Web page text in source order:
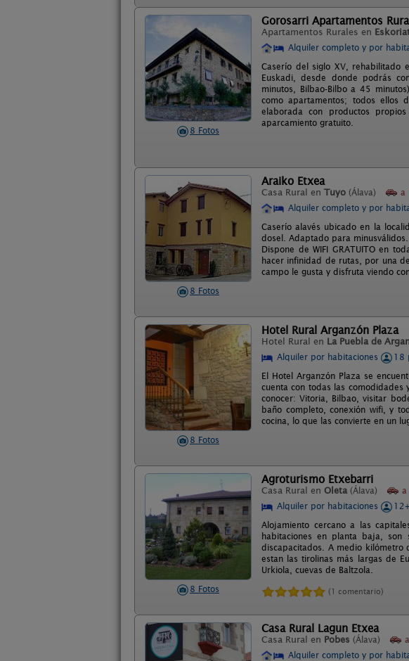
8 Fotos
Gorosarri Apartamentos
Apartamentos Rurales en
Alquiler completo y por
Caserío del siglo XV, rehabilitado
Euskadi, desde donde podrás
minutos, Bilbao-Bilbo a 45
como apartamentos; todos ellos
elaborada con productos
aparcamiento gratuito.
8 Fotos
Araiko Etxea
Casa Rural en Tuyo (Álava) a
Alquiler completo y por
Caserío alavés ubicado en la
dosel. Adaptado para
Dispone de WIFI GRATUITO en
hacer infinidad de rutas, por una
campo le gusta y disfruta viendo
8 Fotos
Hotel Rural Arganzón Plaza
Hotel Rural en La Puebla de
Alquiler por habitaciones
18
El Hotel Arganzón Plaza se
cuenta con todas las comodidades
conocer: Vitoria, Bilbao, visitar
baño completo, conexión wifi, y
cocina, lo que las convierte en un
8 Fotos
Agroturismo Etxebarri
Casa Rural en Oleta (Álava) a
Alquiler por habitaciones
Alojamiento cercano a las
habitaciones en planta baja,
discapacitados. A medio kilómetro
estan las tirolinas más largas de
Urkiola, cuevas de Baltzola.
(1 comentario)
Casa Rural Lagun Etxea
Casa Rural en Pobes (Álava) a
Alquiler completo y por